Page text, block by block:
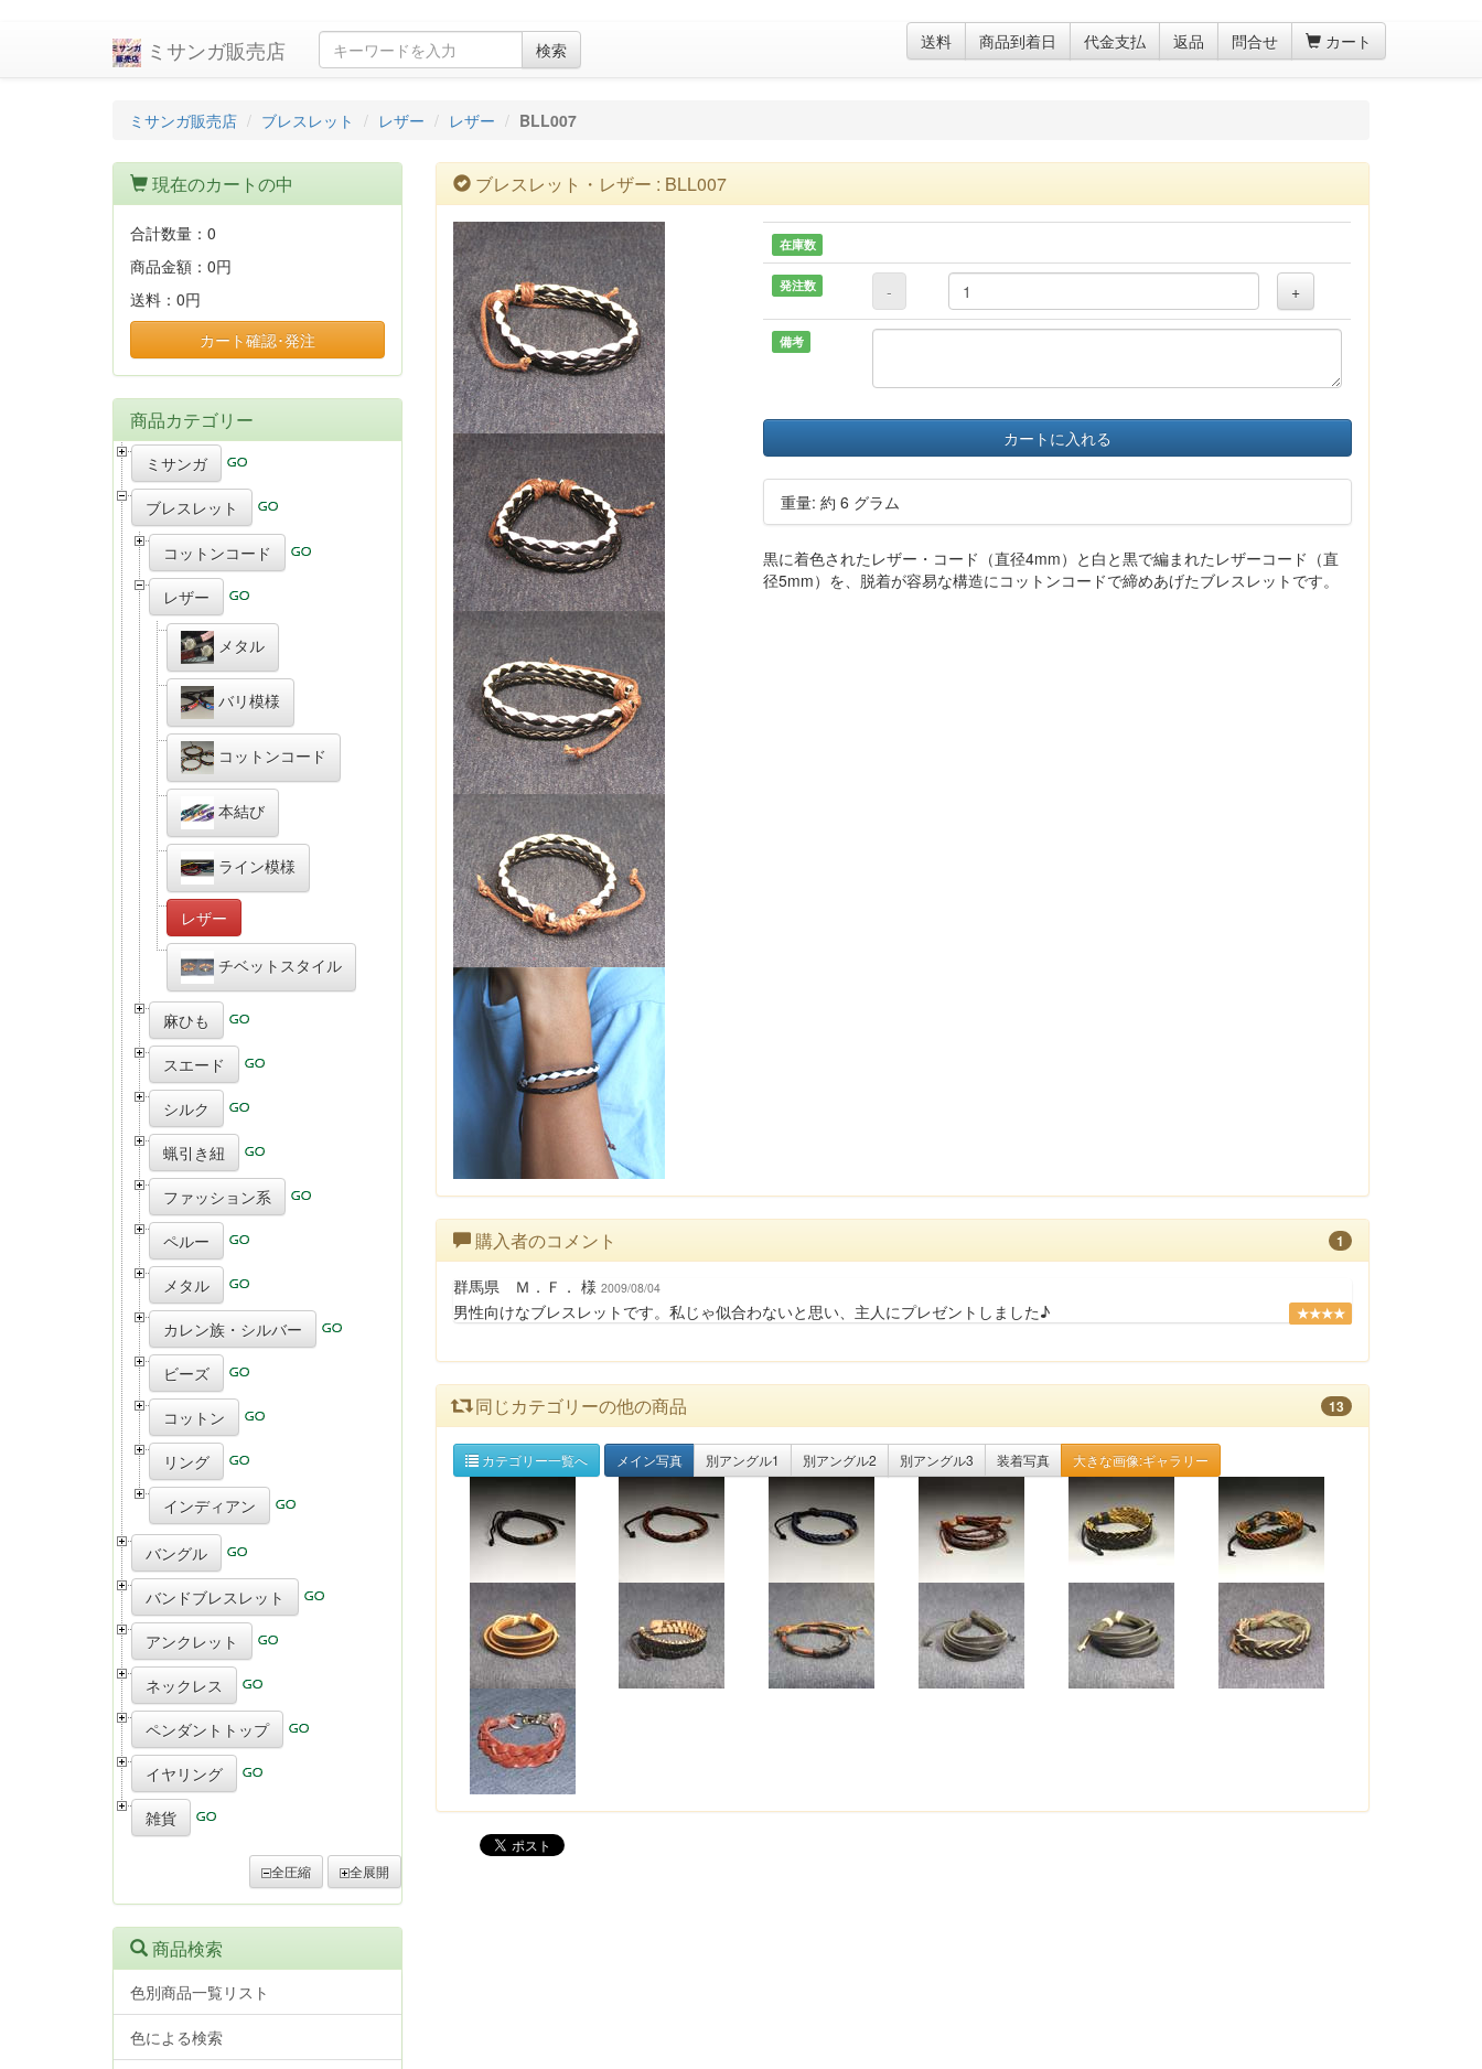
ミサンガ販売店 検索 送料 商品到着日 代金支払 返品 問合せ カート
ミサンガ販売店 ブレスレット レザー レザー BLL007
ブレスレット・レザー : BLL007
在庫数
発注数 - +
備考
カートに入れる
重量: 約 6 グラム
黒に着色されたレザー・コード（直径4mm）と白と黒で編まれたレザーコード（直
径5mm）を、脱着が容易な構造にコットンコードで締めあげたブレスレットです。
購入者のコメント 1
群馬県 Ｍ．Ｆ． 様 2009/08/04
★★★★
男性向けなブレスレットです。私じゃ似合わないと思い、主人にプレゼントしました♪
同じカテゴリーの他の商品 13
カテゴリー一覧へ メイン写真 別アングル1 別アングル2 別アングル3 装着写真 大きな画像:ギャラリー
現在のカートの中
合計数量： 0
商品金額： 0円
送料： 0円
カート確認･発注
商品カテゴリー
ミサンガ
ブレスレット
コットンコード
レザー
メタル
バリ模様
コットンコード
本結び
ライン模様
レザー
チベットスタイル
麻ひも
スエード
シルク
蝋引き紐
ファッション系
ペルー
メタル
カレン族・シルバー
ビーズ
コットン
リング
インディアン
バングル
バンドブレスレット
アンクレット
ネックレス
ペンダントトップ
イヤリング
雑貨
全圧縮 全展開
商品検索
色別商品一覧リスト
色による検索